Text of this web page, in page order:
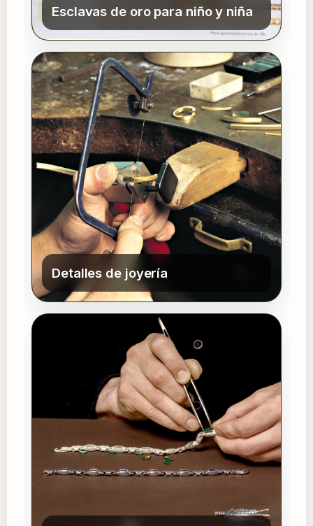
Esclavas de oro para niño y niña
Detalles de joyería